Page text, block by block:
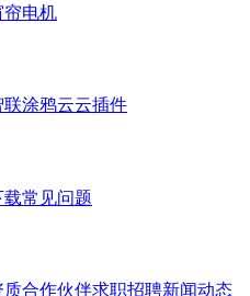
帘电机
联涂鸦云云插件
载常见问题
质合作伙伴求职招聘新闻动态